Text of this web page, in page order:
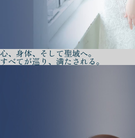
心、身体、そして聖域へ。
すべてが巡り、満たされる。